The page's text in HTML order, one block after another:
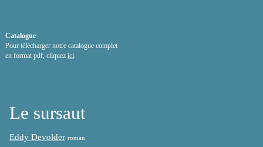
Catalogue
Pour télécharger notre catalogue complet
en format pdf, cliquez ici
Le sursaut
Eddy Devolder roman